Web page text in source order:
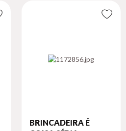
BRINCADEIRA É